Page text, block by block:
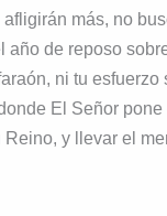
más, no
año de reposo
ni tu esfuerzo
El Señor
y llevar el